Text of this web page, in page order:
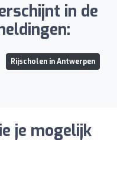
in de
Rijscholen in Antwerpen
je mogelijk